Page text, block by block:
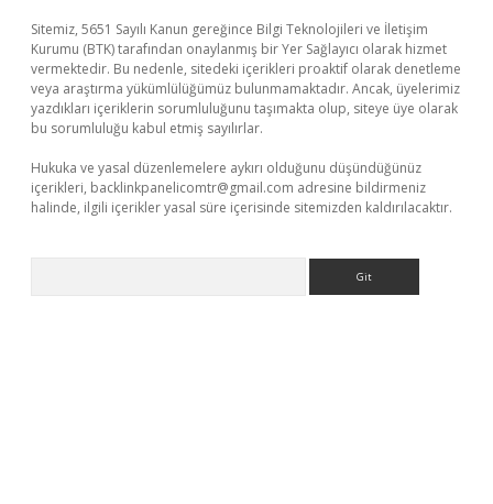
Sitemiz, 5651 Sayılı Kanun gereğince Bilgi Teknolojileri ve İletişim
Kurumu (BTK) tarafından onaylanmış bir Yer Sağlayıcı olarak hizmet
vermektedir. Bu nedenle, sitedeki içerikleri proaktif olarak denetleme
veya araştırma yükümlülüğümüz bulunmamaktadır. Ancak, üyelerimiz
yazdıkları içeriklerin sorumluluğunu taşımakta olup, siteye üye olarak
bu sorumluluğu kabul etmiş sayılırlar.
Hukuka ve yasal düzenlemelere aykırı olduğunu düşündüğünüz
içerikleri, backlinkpanelicomtr@gmail.com adresine bildirmeniz
halinde, ilgili içerikler yasal süre içerisinde sitemizden kaldırılacaktır.